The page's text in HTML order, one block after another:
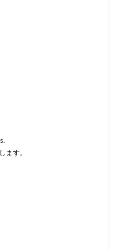
ます。